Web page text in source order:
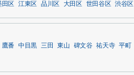
田区 江東区 品川区 大田区 世田谷区 渋谷区
鷹番 中目黒 三田 東山 碑文谷 祐天寺 平町